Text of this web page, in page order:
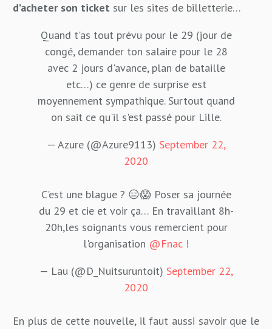
d’acheter son ticket sur les sites de billetterie…
Quand t'as tout prévu pour le 29 (jour de
congé, demander ton salaire pour le 28
avec 2 jours d'avance, plan de bataille
etc…) ce genre de surprise est
moyennement sympathique. Surtout quand
on sait ce qu'il s'est passé pour Lille.
— Azure (@Azure9113) September 22,
2020
C'est une blague ? 😑😱 Poser sa journée
du 29 et cie et voir ça… En travaillant 8h-
20h,les soignants vous remercient pour
l'organisation @Fnac !
— Lau (@D_Nuitsuruntoit) September 22,
2020
En plus de cette nouvelle, il faut aussi savoir que le